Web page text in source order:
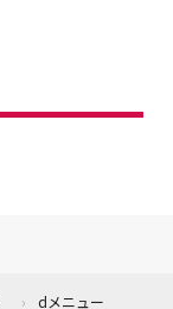
dメニュー